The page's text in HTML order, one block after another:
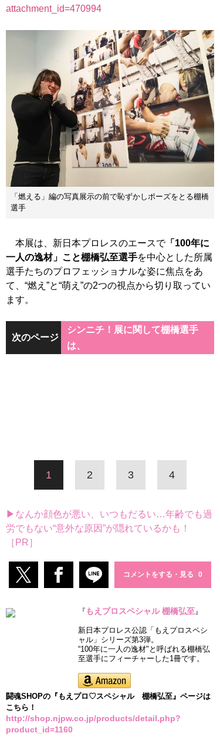
attachment_id=470994
「燃える」編の写真展示の前で恥ずかしポーズをとる棚橋
選手
本展は、新日本プロレスのエースで「100年に
一人の逸材」こと棚橋弘至選手を中心とした所属
選手たちのプロフェッショナルな姿に焦点をあ
て、“燃え”と“萌え”の2つの視点から切り取ってい
ます。
次のページ
シンニチ！展に関して棚橋選手
は、
1 2 3 4
▶なんか顔色が悪い、いつもだるい…年齢でも過
労でもない“意外な原因”が隠れているかも！
［PR］
コメントをする・見る
『 もえプロスペシャル 棚橋弘至』
新日本プロレス公認「もえプロスペシ
ャル」シリーズ第3弾。
“100年に一人の逸材"と呼ばれる棚橋弘
至選手にフィーチャーした1冊です。
闘魂SHOPの『もえプロ♡スペシャル 棚橋弘至』ページは
こちら！
http://shop.njpw.co.jp/products/detail.php?
product_id=1160